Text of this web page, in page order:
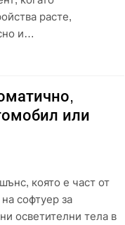
расте,
и…
или
която е част от
софтуер за
осветителни тела в